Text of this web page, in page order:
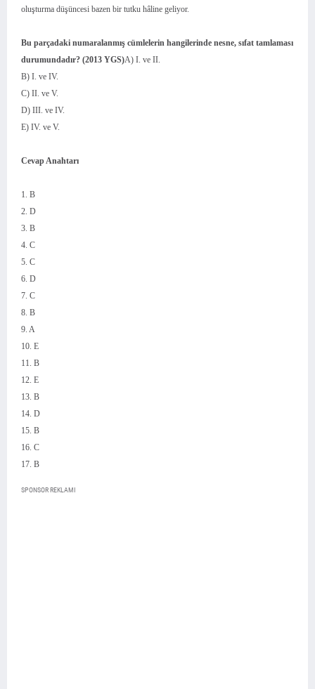
oluşturma düşüncesi bazen bir tutku hâline geliyor.
Bu parçadaki numaralanmış cümlelerin hangilerinde nesne, sıfat tamlaması
durumundadır? (2013 YGS)A) I. ve II.
B) I. ve IV.
C) II. ve V.
D) III. ve IV.
E) IV. ve V.
Cevap Anahtarı
1. B
2. D
3. B
4. C
5. C
6. D
7. C
8. B
9. A
10. E
11. B
12. E
13. B
14. D
15. B
16. C
17. B
SPONSOR REKLAMI